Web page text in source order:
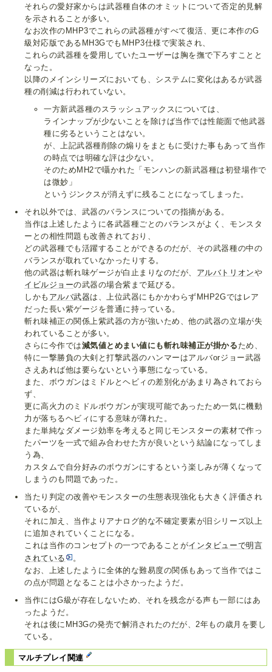
それらの愛好家からは武器種自体のオミットについて否定的見解
を示されることが多い。
なお次作のMHP3でこれらの武器種がすべて復活、更に本作のG
級対応版であるMH3GでもMHP3仕様で実装され、
これらの武器種を愛用していたユーザーは胸を撫で下ろすことと
なった。
以降のメインシリーズにおいても、システムに変化はあるが武器
種の削減は行われていない。
一方新武器種のスラッシュアックスについては、
ラインナップが少ないことを除けば当作では性能面で他武器
種に劣るということはない。
が、上記武器種削除の煽りをまともに受けた事もあって当作
の時点では明確な評は少ない。
そのためMH2で囁かれた「モンハンの新武器種は初登場作で
は微妙」
というジンクスが消えずに残ることになってしまった。
それ以外では、武器のバランスについての指摘がある。
当作は上述したように各武器種ごとのバランスがよく、モンスタ
ーとの相性問題も改善されており、
どの武器種でも活躍することができるのだが、その武器種の中の
バランスが取れていなかったりする。
他の武器は斬れ味ゲージが白止まりなのだが、 アルバトリオンや
イビルジョーの武器の場合紫まで延びる。
しかも アルバ武器は、上位武器にもかかわらずMHP2Gではレア
だった長い紫ゲージを普通に持っている。
斬れ味補正の関係上紫武器の方が強いため、他の武器の立場が失
われていることが多い。
さらに今作では減気値とめまい値にも斬れ味補正が掛かる ため、
特に一撃勝負の大剣と打撃武器のハンマーはアルバorジョー武器
さえあれば他は要らないという事態になっている。
また、ボウガンはミドルとヘビィの差別化があまり為されておら
ず、
更に高火力のミドルボウガンが実現可能であったため一気に機動
力が落ちるヘビィにする意味が薄れた。
また単純なダメージ効率を考えると同じモンスターの素材で作っ
たパーツを一式で組み合わせた方が良いという結論になってしま
う為、
カスタムで自分好みのボウガンにするという楽しみが薄くなって
しまうのも問題であった。
当たり判定の改善やモンスターの生態表現強化も大きく評価され
ているが、
それに加え、当作よりアナログ的な不確定要素が旧シリーズ以上
に追加されていくことになる。
これは当作のコンセプトの一つであることがインタビューで明言
されている
。
なお、上述したように全体的な難易度の関係もあって当作ではこ
の点が問題となることは小さかったようだ。
当作にはG級が存在しないため、それを残念がる声も一部にはあ
ったようだ。
それは後にMH3Gの発売で解消されたのだが、2年もの歳月を要し
ている。
マルチプレイ関連